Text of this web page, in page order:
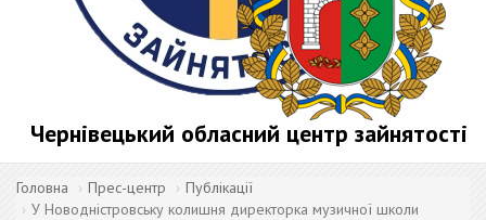
Чернівецький обласний центр зайнятості
Головна Прес-центр
Публікації
У Новодністровську колишня директорка музичної школи